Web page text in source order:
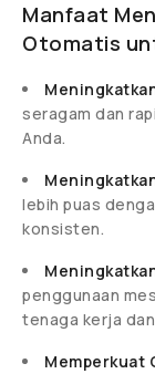
Manfaat
Otomatis
seragam dan
Anda.
lebih puas
konsisten.
penggunaan
tenaga kerja
Memperkuat